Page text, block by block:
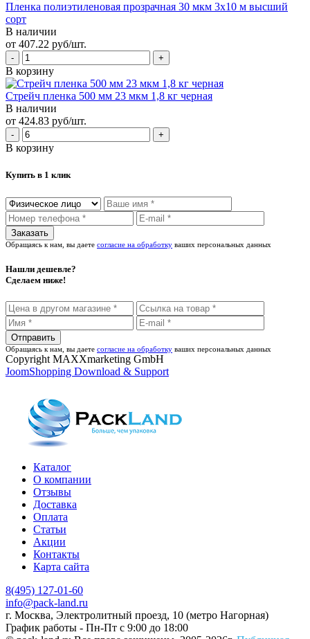
Пленка полиэтиленовая прозрачная 30 мкм 3х10 м высший
сорт
В наличии
от 407.22 руб/шт.
В корзину
Стрейч пленка 500 мм 23 мкм 1,8 кг черная
В наличии
от 424.83 руб/шт.
В корзину
Купить в 1 клик
Обращаясь к нам, вы даете согласие на обработку ваших персональных данных
Нашли дешевле?
Сделаем ниже!
Обращаясь к нам, вы даете согласие на обработку ваших персональных данных
Copyright MAXXmarketing GmbH
JoomShopping Download & Support
Каталог
О компании
Отзывы
Доставка
Оплата
Статьи
Акции
Контакты
Карта сайта
8(495) 127-01-60
info@pack-land.ru
г. Москва, Электролитный проезд, 10 (метро Нагорная)
График работы - Пн-Пт с 9:00 до 18:00